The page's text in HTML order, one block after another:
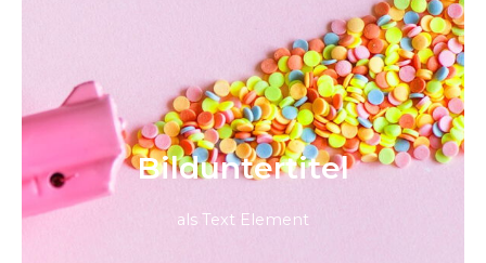
Bild­unter­titel
als Text Element